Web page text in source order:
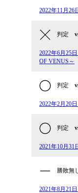
2022年11月26
判定
2022年6月25
OF VENUS～
判定
2022年2月20
判定
2021年10月31
勝敗無
2021年8月21